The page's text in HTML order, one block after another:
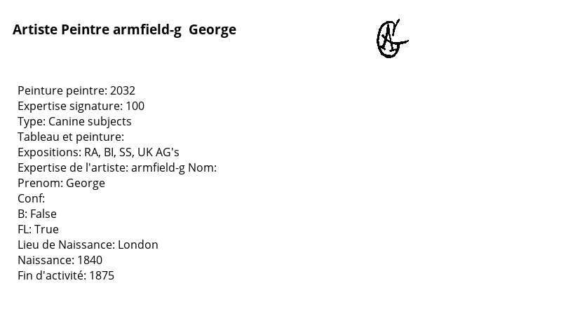
Artiste Peintre armfield-g George
Peinture peintre: 2032
Expertise signature: 100
Type: Canine subjects
Tableau et peinture:
Expositions: RA, BI, SS, UK AG's
Expertise de l'artiste: armfield-g Nom:
Prenom: George
Conf:
B: False
FL: True
Lieu de Naissance: London
Naissance: 1840
Fin d'activité: 1875